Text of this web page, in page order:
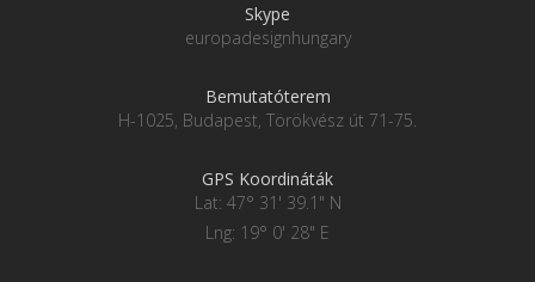
Skype
europadesignhungary
Bemutatóterem
H-1025, Budapest, Törökvész út 71-75.
GPS Koordináták
Lat: 47° 31' 39.1" N
Lng: 19° 0' 28" E